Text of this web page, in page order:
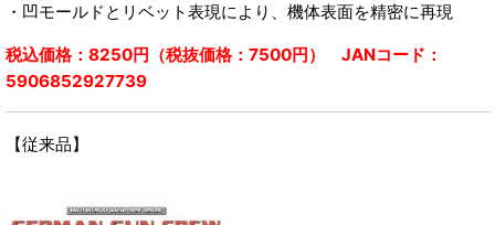
・凹モールドとリベット表現により、機体表面を精密に再現
税込価格：8250円（税抜価格：7500円） JANコード：
5906852927739
【従来品】